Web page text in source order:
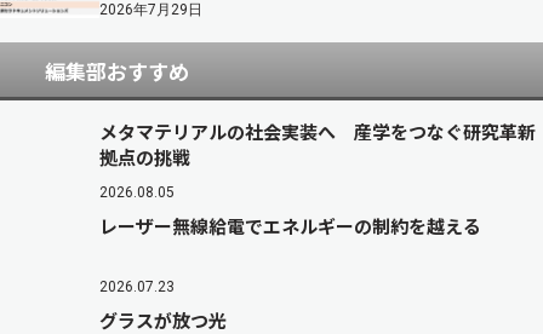
2026年7月29日
編集部おすすめ
メタマテリアルの社会実装へ 産学をつなぐ研究革新
拠点の挑戦
2026.08.05
レーザー無線給電でエネルギーの制約を越える
2026.07.23
グラスが放つ光